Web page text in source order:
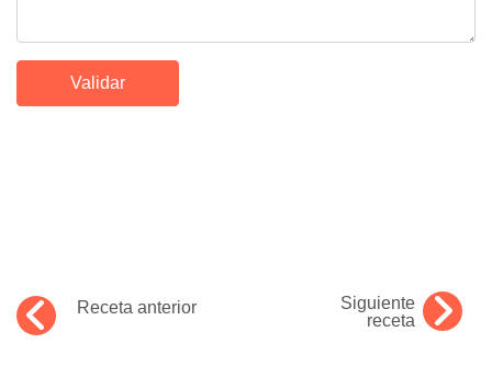
Receta anterior
Siguiente
receta